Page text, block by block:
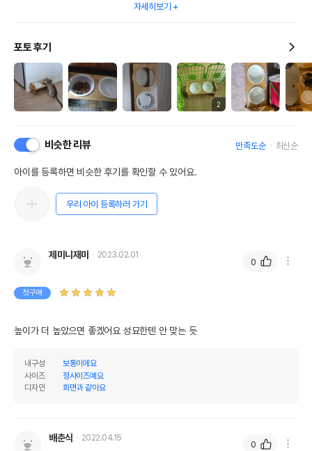
자세히보기
포토 후기
2
비슷한 리뷰 만족도순 최신순
아이를 등록하면 비슷한 후기를 확인할 수 있어요.
우리 아이 등록하러 가기
제미니재미 2023.02.01
첫구매
높이가 더 높았으면 좋겠어요 성묘한텐 안 맞는 듯
내구성
보통이에요
사이즈
정사이즈예요
디자인
화면과 같아요
0
배춘식 2022.04.15
0